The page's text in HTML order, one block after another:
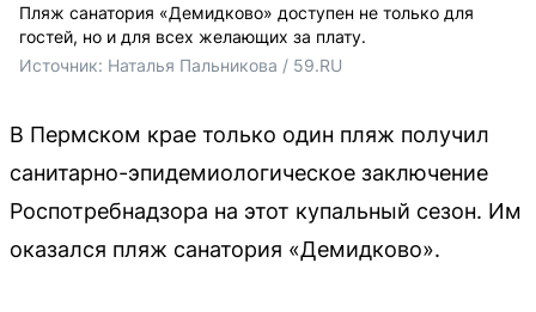
Пляж санатория «Демидково» доступен не только для
гостей, но и для всех желающих за плату.
Источник: Наталья Пальникова / 59.RU
В Пермском крае только один пляж получил
санитарно-эпидемиологическое заключение
Роспотребнадзора на этот купальный сезон. Им
оказался пляж санатория «Демидково».